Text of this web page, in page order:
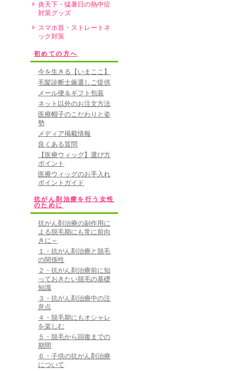
炎天下・猛暑日の熱中症
対策グッズ
スマホ首・ストレートネ
ック対策
初めての方へ
今を生きる【いまここ】
毛髪診断士厳選しご提供
メール便＆ギフト包装
ネット以外のお注文方法
医療帽子のこだわりと姿
勢
メディア掲載情報
良くある質問
【医療ウィッグ】選び方
ポイント
医療ウィッグのお手入れ
ポイントガイド
抗がん剤治療を行う女性
のために
抗がん剤治療の副作用に
よる脱毛期にも常に前向
きに～
１・抗がん剤治療と脱毛
の関係性
２・抗がん剤治療前に知
っておきたい脱毛の基礎
知識
３・抗がん剤治療中の注
意点
４・脱毛期にもオシャレ
を楽しむ
５・脱毛から回復までの
期間
６・子供の抗がん剤治療
について